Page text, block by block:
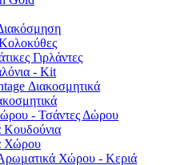
Γιρλάντες
- Kit
Διακοσμητικά
- Τσάντες Δώρου
Κουδούνια
Χώρου
Αρωματικά Χώρου - Κεριά